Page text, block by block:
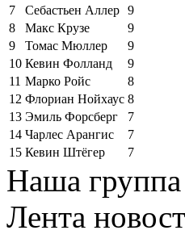
7
Себастьен Аллер 9
8
Макс Крузе
9
9
Томас Мюллер
9
10 Кевин Фолланд
9
11 Марко Ройс
8
12 Флориан Нойхаус 8
13 Эмиль Форсберг
7
14 Чарлес Арангис
7
15 Кевин Штёгер 7
Наша группа
Лента